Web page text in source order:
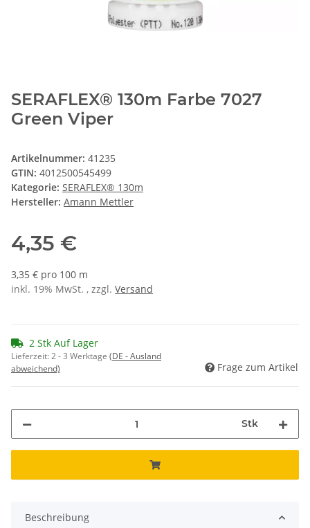
SERAFLEX® 130m Farbe 7027
Green Viper
Artikelnummer: 41235
GTIN: 4012500545499
Kategorie: SERAFLEX® 130m
Hersteller: Amann Mettler
4,35 €
3,35 € pro 100 m
inkl. 19% MwSt. , zzgl. Versand
2 Stk Auf Lager
Lieferzeit:2 - 3 Werktage (DE - Ausland
abweichend)
Frage zum Artikel
Stk
Beschreibung